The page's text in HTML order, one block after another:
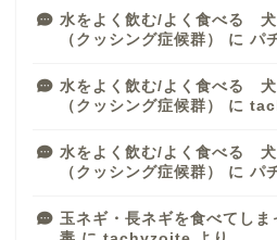
水をよく飲む/よく食べる
（クッシング症候群）
に パ
水をよく飲む/よく食べる
（クッシング症候群）
に
水をよく飲む/よく食べる
（クッシング症候群）
に パ
玉ネギ・長ネギを食べてし